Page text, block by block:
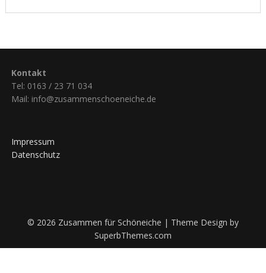
Kontakt
Tel: 0163 / 23 71 034
Mail: info@zusammenschoeneiche.de
Impressum
Datenschutz
© 2026 Zusammen für Schöneiche | Theme Design by
SuperbThemes.com